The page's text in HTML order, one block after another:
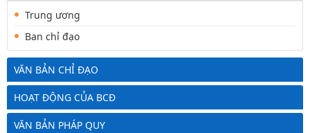
Trung ương
Ban chỉ đạo
VĂN BẢN CHỈ ĐẠO
HOẠT ĐỘNG CỦA BCĐ
VĂN BẢN PHÁP QUY